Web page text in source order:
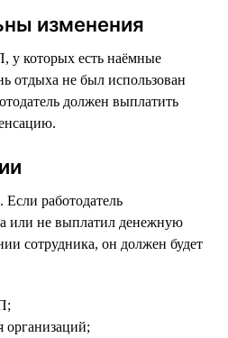
изменения
у которых есть наёмные
отдыха не был использован
должен выплатить
работодатель
или не выплатил денежную
сотрудника, он должен будет
организаций;